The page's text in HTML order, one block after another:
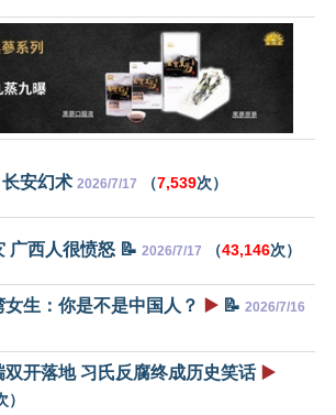
安幻术 2026/7/17 （7,539次）
广西人很愤怒 📝 2026/7/17 （43,146次）
生：你是不是中国人？ ▶️ 📝 2026/7/16
双开落地 习氏反腐终成历史笑话 ▶️
）